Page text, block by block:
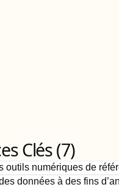
Clés (7)
outils numériques de
données à des fins